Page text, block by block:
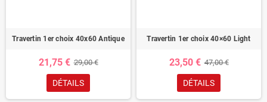
Travertin 1er choix 40x60 Antique
21,75 € 29,00 €
DÉTAILS
Travertin 1er choix 40×60 Light
23,50 € 47,00 €
DÉTAILS